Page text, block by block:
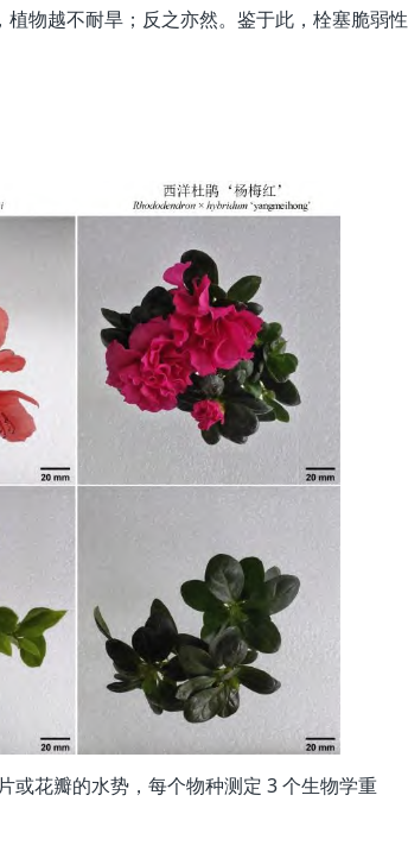
植物越不耐旱；反之亦然。鉴于此，栓塞脆弱性
或花瓣的水势，每个物种测定 3 个生物学重